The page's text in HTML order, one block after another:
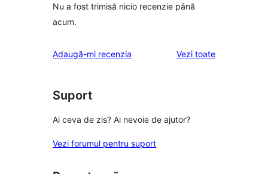
Nu a fost trimisă nicio recenzie până
acum.
Adaugă-mi recenzia Vezi toaterecenziile
Suport
Ai ceva de zis? Ai nevoie de ajutor?
Vezi forumul pentru suport